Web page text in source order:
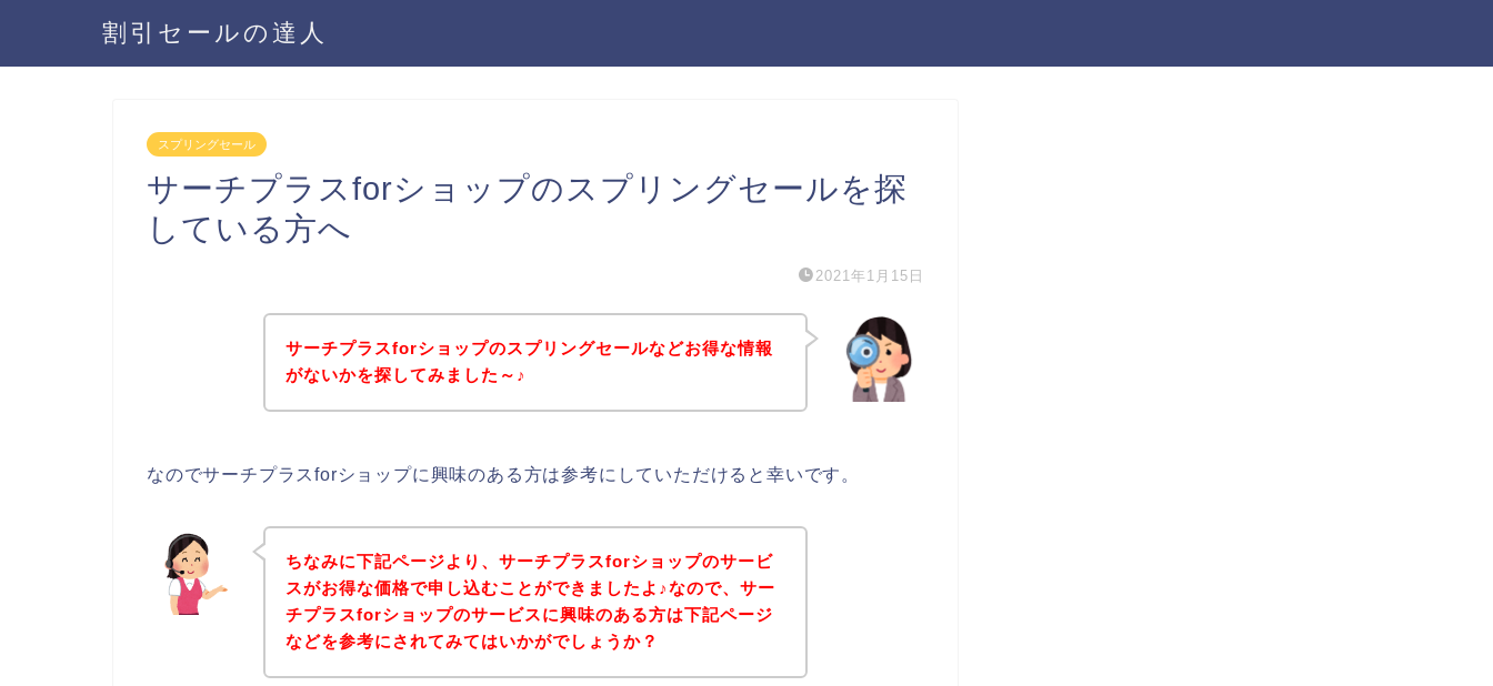
割引セールの達人
スプリングセール
サーチプラスforショップのスプリングセールを探
している方へ
2021年1月15日
サーチプラスforショップのスプリングセールなどお得な情報
がないかを探してみました～♪
なのでサーチプラスforショップに興味のある方は参考にしていただけると幸いです。
ちなみに下記ページより、サーチプラスforショップのサービ
スがお得な価格で申し込むことができましたよ♪なので、サー
チプラスforショップのサービスに興味のある方は下記ページ
などを参考にされてみてはいかがでしょうか？